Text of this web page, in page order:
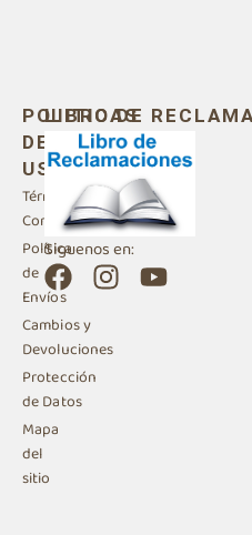
POLITICAS
DE
USO
Términos y
Condiciones
Política
de
Envíos
Cambios y
Devoluciones
Protección
de Datos
Mapa
del
sitio
LIBRO DE
Siguenos en:
F
a
c
e
b
o
o
I
n
t
Y